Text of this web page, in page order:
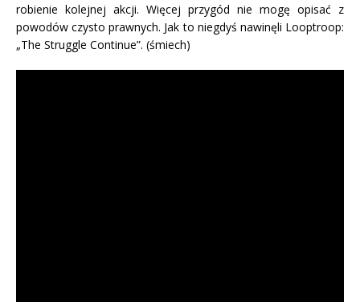
robienie kolejnej akcji. Więcej przygód nie mogę opisać z
powodów czysto prawnych. Jak to niegdyś nawinęli Looptroop:
„The Struggle Continue”. (śmiech)